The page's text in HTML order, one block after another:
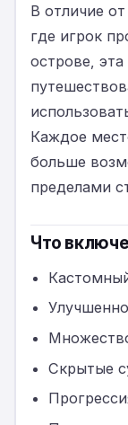
В отличие
где игрок
острове,
Каждое
больше
пределами
Что
Скрытые